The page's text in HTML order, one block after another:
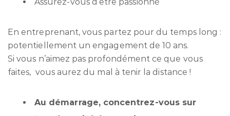
En entreprenant, vous partez pour du temps long :
potentiellement un engagement de 10 ans.
Si vous n’aimez pas profondément ce que vous
faites, vous aurez du mal à tenir la distance !
Au démarrage, concentrez-vous sur